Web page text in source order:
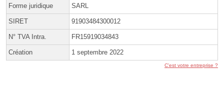
Forme juridique SARL
SIRET 91903484300012
N° TVA Intra. FR15919034843
Création 1 septembre 2022
C'est votre entreprise ?